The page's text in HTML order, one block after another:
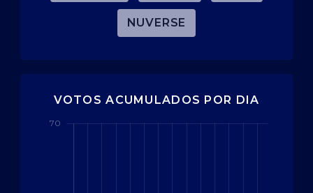
NUVERSE
VOTOS ACUMULADOS POR DIA